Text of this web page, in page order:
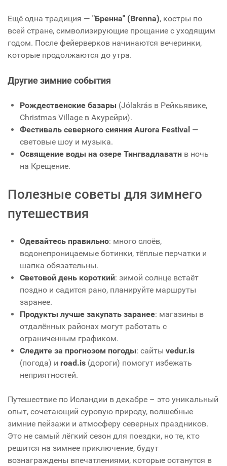
Ещё одна традиция — "Бренна" (Brenna), костры по
всей стране, символизирующие прощание с уходящим
годом. После фейерверков начинаются вечеринки,
которые продолжаются до утра.
Другие зимние события
Рождественские базары (Jólakrás в Рейкьявике,
Christmas Village в Акурейри).
Фестиваль северного сияния Aurora Festival —
световые шоу и музыка.
Освящение воды на озере Тингвадлаватн в ночь
на Крещение.
Полезные советы для зимнего
путешествия
Одевайтесь правильно: много слоёв,
водонепроницаемые ботинки, тёплые перчатки и
шапка обязательны.
Световой день короткий: зимой солнце встаёт
поздно и садится рано, планируйте маршруты
заранее.
Продукты лучше закупать заранее: магазины в
отдалённых районах могут работать с
ограниченным графиком.
Следите за прогнозом погоды: сайты vedur.is
(погода) и road.is (дороги) помогут избежать
неприятностей.
Путешествие по Исландии в декабре – это уникальный
опыт, сочетающий суровую природу, волшебные
зимние пейзажи и атмосферу северных праздников.
Это не самый лёгкий сезон для поездки, но те, кто
решится на зимнее приключение, будут
вознаграждены впечатлениями, которые останутся в